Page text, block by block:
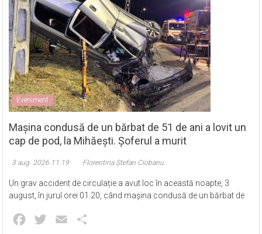
Eveniment
Mașina condusă de un bărbat de 51 de ani a lovit un
cap de pod, la Mihăești. Șoferul a murit
3 aug. 2026 11:19 Florentina Ștefan Ciobanu
Un grav accident de circulație a avut loc în această noapte, 3
august, în jurul orei 01.20, când mașina condusă de un bărbat de
Facebook
Twitter Email